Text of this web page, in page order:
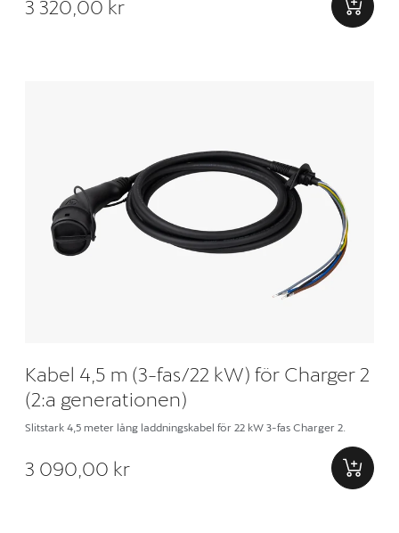
3 320,00 kr
Kabel 4,5 m (3-fas/22 kW) för Charger 2
(2:a generationen)
Slitstark 4,5 meter lång laddningskabel för 22 kW 3-fas Charger 2.
3 090,00 kr